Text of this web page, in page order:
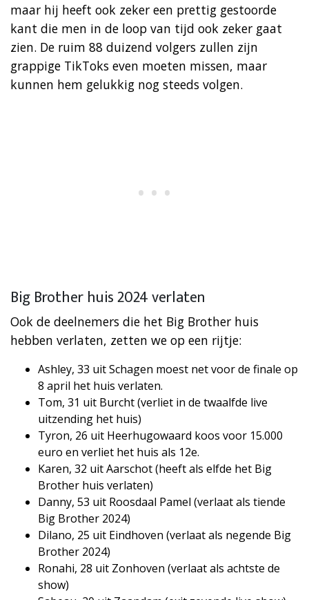
maar hij heeft ook zeker een prettig gestoorde
kant die men in de loop van tijd ook zeker gaat
zien. De ruim 88 duizend volgers zullen zijn
grappige TikToks even moeten missen, maar
kunnen hem gelukkig nog steeds volgen.
Big Brother huis 2024 verlaten
Ook de deelnemers die het Big Brother huis
hebben verlaten, zetten we op een rijtje:
Ashley, 33 uit Schagen moest net voor de finale op
8 april het huis verlaten.
Tom, 31 uit Burcht (verliet in de twaalfde live
uitzending het huis)
Tyron, 26 uit Heerhugowaard koos voor 15.000
euro en verliet het huis als 12e.
Karen, 32 uit Aarschot (heeft als elfde het Big
Brother huis verlaten)
Danny, 53 uit Roosdaal Pamel (verlaat als tiende
Big Brother 2024)
Dilano, 25 uit Eindhoven (verlaat als negende Big
Brother 2024)
Ronahi, 28 uit Zonhoven (verlaat als achtste de
show)